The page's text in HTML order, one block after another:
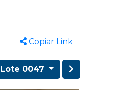
Copiar Link
Lote 0047